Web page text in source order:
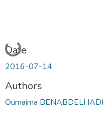
Loading...
Date
2016-07-14
Authors
Oumaima BENABDELHADI